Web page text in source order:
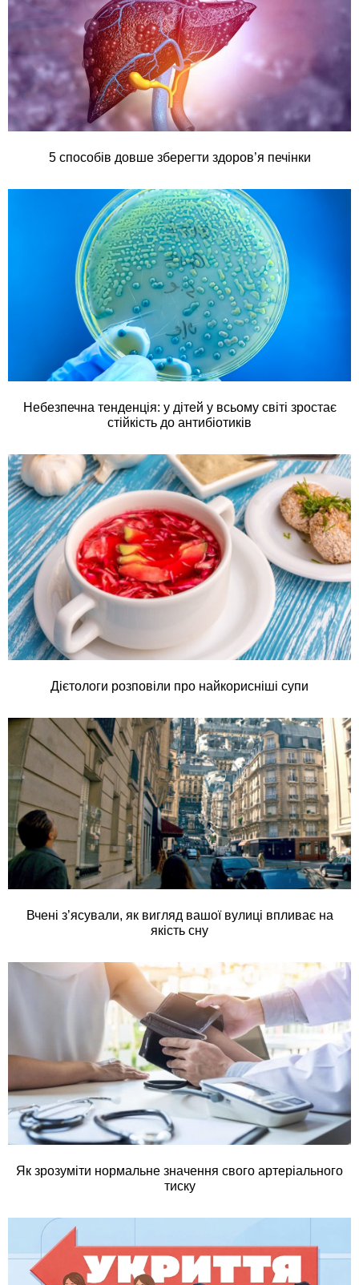
5 способів довше зберегти здоров’я печінки
Небезпечна тенденція: у дітей у всьому світі зростає
стійкість до антибіотиків
Дієтологи розповіли про найкорисніші супи
Вчені з’ясували, як вигляд вашої вулиці впливає на
якість сну
Як зрозуміти нормальне значення свого артеріального
тиску